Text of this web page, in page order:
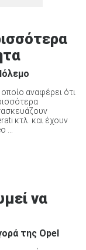
αναφέρει ότι
κτλ. και έχουν
...
να
της Opel